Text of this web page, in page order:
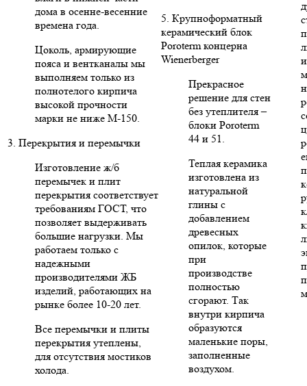
дома в осенне-весенние
времена года.
Цоколь, армирующие
пояса и вентканалы мы
выполняем только из
полнотелого кирпича
высокой прочности
марки не ниже М-150.
3. Перекрытия и перемычки
Изготовление ж/б
перемычек и плит
перекрытия соответствует
требованиям ГОСТ, что
позволяет выдерживать
большие нагрузки. Мы
работаем только с
надежными
производителями ЖБ
изделий, работающих на
рынке более 10-20 лет.
Все перемычки и плиты
перекрытия утеплены,
для отсутствия мостиков
холода.
5. Крупноформатный
керамический блок
Poroterm концерна
Wienerberger
Прекрасное
решение для стен
без утеплителя –
блоки Poroterm
44 и 51.
Теплая керамика
изготовлена из
натуральной
глины с
добавлением
древесных
опилок, которые
при
производстве
полностью
сгорают. Так
внутри кирпича
образуются
маленькие поры,
заполненные
воздухом.